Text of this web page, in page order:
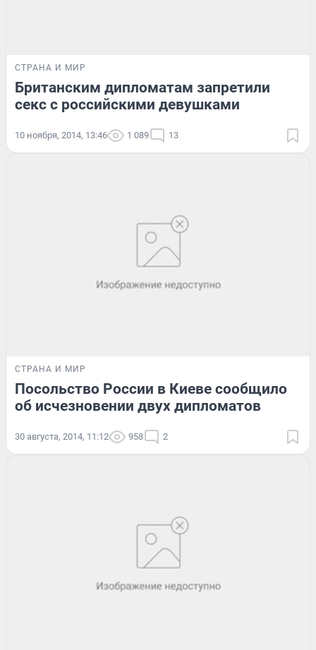
СТРАНА И МИР
Британским дипломатам запретили
секс с российскими девушками
10 ноября, 2014, 13:46 1 089 13
СТРАНА И МИР
Посольство России в Киеве сообщило
об исчезновении двух дипломатов
30 августа, 2014, 11:12 958 2